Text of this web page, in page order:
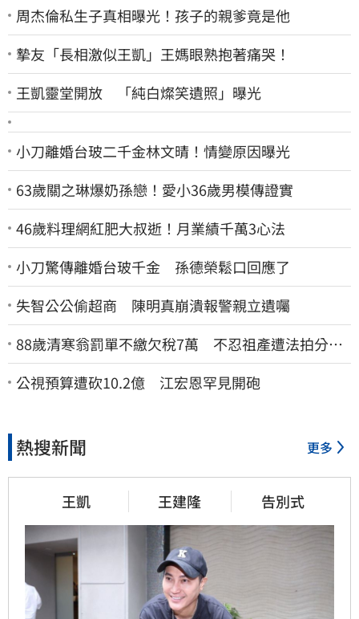
周杰倫私生子真相曝光！孩子的親爹竟是他
摯友「長相激似王凱」王媽眼熟抱著痛哭！
王凱靈堂開放 「純白燦笑遺照」曝光
小刀離婚台玻二千金林文晴！情變原因曝光
63歲關之琳爆奶孫戀！愛小36歲男模傳證實
46歲料理網紅肥大叔逝！月業績千萬3心法
小刀驚傳離婚台玻千金 孫德榮鬆口回應了
失智公公偷超商 陳明真崩潰報警親立遺囑
88歲清寒翁罰單不繳欠稅7萬 不忍祖產遭法拍分
割 家族按月代繳償債
公視預算遭砍10.2億 江宏恩罕見開砲
熱搜新聞 更多
王凱 王建隆 告別式